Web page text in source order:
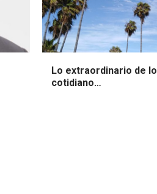
Lo extraordinario de lo
cotidiano…